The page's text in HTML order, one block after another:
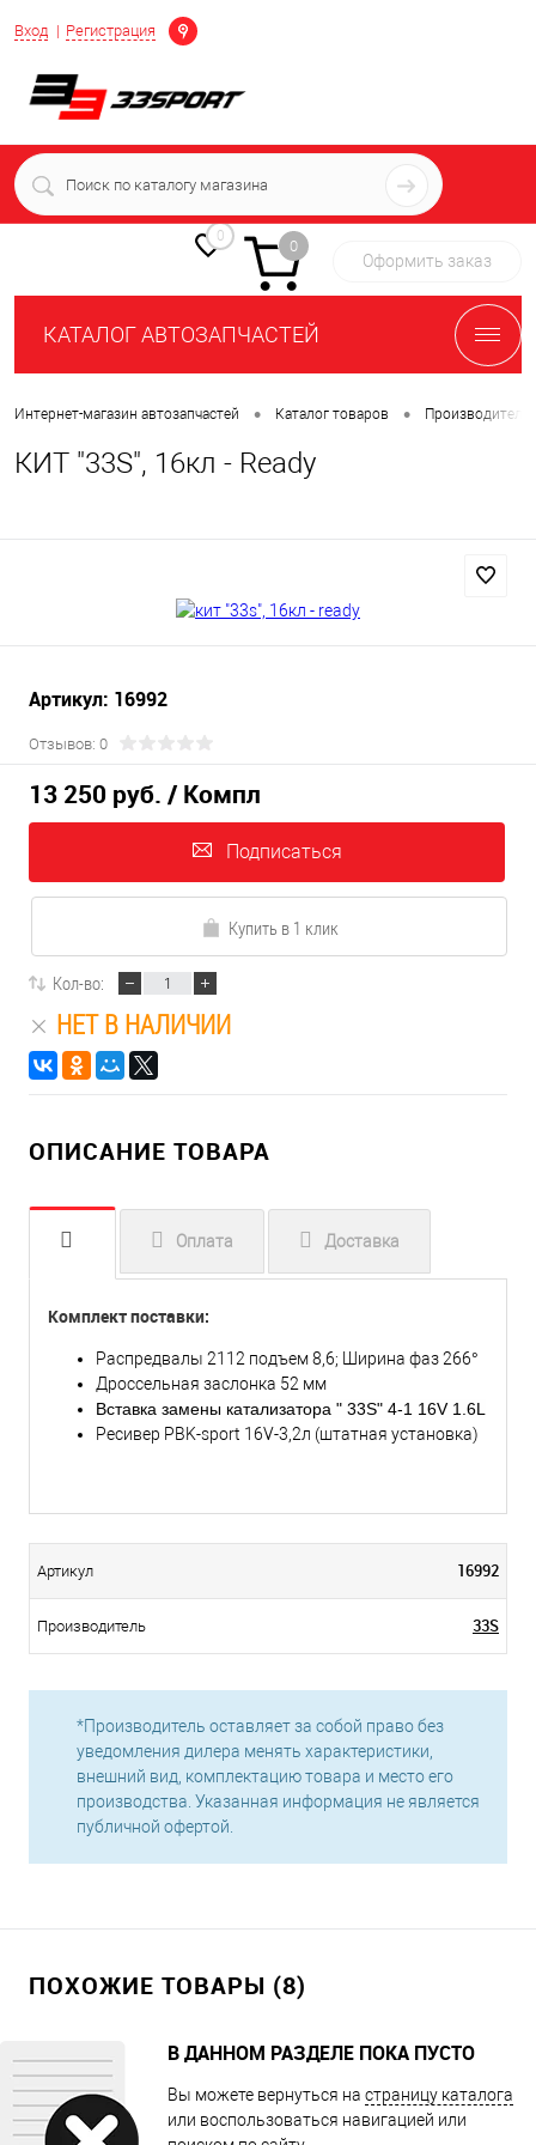
Вход Регистрация
Определение
+7 (939) 716-10-06
пн-пт 7:00-16:00 МСК
0
0
Оформить заказ
КАТАЛОГ АВТОЗАПЧАСТЕЙ
Интернет-магазин автозапчастей • Каталог товаров • Производители
КИТ "33S", 16кл - Ready
Артикул: 16992
Отзывов: 0
13 250 руб. / Компл
Подписаться
Купить в 1 клик
Кол-во:
НЕТ В НАЛИЧИИ
ОПИСАНИЕ ТОВАРА
Оплата Доставка
Комплект поставки:
Распредвалы 2112 подъем 8,6; Ширина фаз 266°
Дроссельная заслонка 52 мм
Вставка замены катализатора " 33S" 4-1 16V 1.6L
Ресивер PBK-sport 16V-3,2л (штатная установка)
Артикул 16992
Производитель 33S
*Производитель оставляет за собой право без
уведомления дилера менять характеристики,
внешний вид, комплектацию товара и место его
производства. Указанная информация не является
публичной офертой.
ПОХОЖИЕ ТОВАРЫ (8)
В ДАННОМ РАЗДЕЛЕ ПОКА ПУСТО
Вы можете вернуться на страницу каталога
или воспользоваться навигацией или